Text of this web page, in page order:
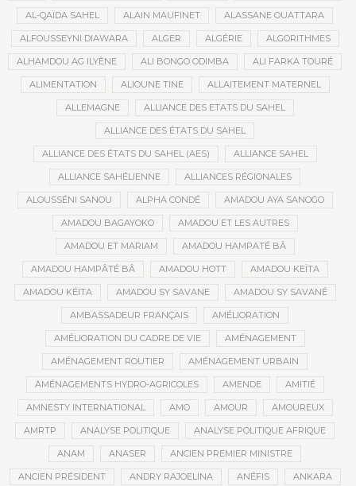
AL-QAÏDA SAHEL ALAIN MAUFINET ALASSANE OUATTARA
ALFOUSSEYNI DIAWARA ALGER ALGÉRIE ALGORITHMES
ALHAMDOU AG ILYÈNE ALI BONGO ODIMBA ALI FARKA TOURÉ
ALIMENTATION ALIOUNE TINE ALLAITEMENT MATERNEL
ALLEMAGNE ALLIANCE DES ETATS DU SAHEL
ALLIANCE DES ÉTATS DU SAHEL
ALLIANCE DES ÉTATS DU SAHEL (AES) ALLIANCE SAHEL
ALLIANCE SAHÉLIENNE ALLIANCES RÉGIONALES
ALOUSSÉNI SANOU ALPHA CONDÉ AMADOU AYA SANOGO
AMADOU BAGAYOKO AMADOU ET LES AUTRES
AMADOU ET MARIAM AMADOU HAMPATÉ BÂ
AMADOU HAMPÂTÉ BÂ AMADOU HOTT AMADOU KEÏTA
AMADOU KÉITA AMADOU SY SAVANE AMADOU SY SAVANÉ
AMBASSADEUR FRANÇAIS AMÉLIORATION
AMÉLIORATION DU CADRE DE VIE AMÉNAGEMENT
AMÉNAGEMENT ROUTIER AMÉNAGEMENT URBAIN
AMÉNAGEMENTS HYDRO-AGRICOLES AMENDE AMITIÉ
AMNESTY INTERNATIONAL AMO AMOUR AMOUREUX
AMRTP ANALYSE POLITIQUE ANALYSE POLITIQUE AFRIQUE
ANAM ANASER ANCIEN PREMIER MINISTRE
ANCIEN PRÉSIDENT ANDRY RAJOELINA ANÉFIS ANKARA